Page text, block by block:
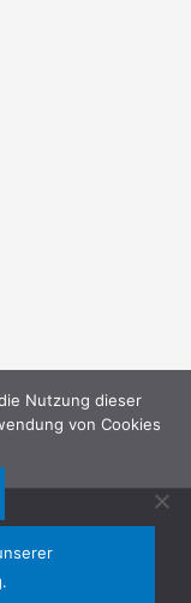
Nutzung dieser
von Cookies